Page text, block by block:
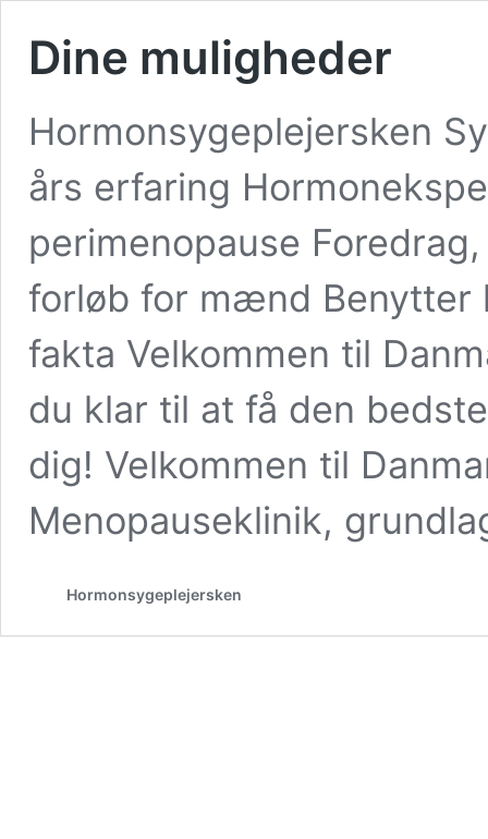
Dine muligheder
Hormonsygeplejersken
års erfaring
perimenopause
forløb for mænd Benytter
fakta Velkommen til
du klar til at få den
dig! Velkommen til
Menopauseklinik,
Hormonsygeplejersken